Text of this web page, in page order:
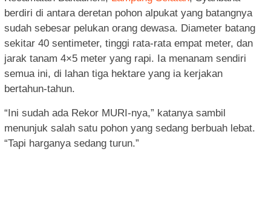
berdiri di antara deretan pohon alpukat yang batangnya
sudah sebesar pelukan orang dewasa. Diameter batang
sekitar 40 sentimeter, tinggi rata-rata empat meter, dan
jarak tanam 4×5 meter yang rapi. Ia menanam sendiri
semua ini, di lahan tiga hektare yang ia kerjakan
bertahun-tahun.
“Ini sudah ada Rekor MURI-nya,” katanya sambil
menunjuk salah satu pohon yang sedang berbuah lebat.
“Tapi harganya sedang turun.”